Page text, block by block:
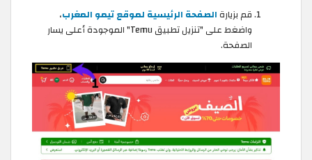
قم بزيارة الصفحة الرئيسية لموقع تيمو المغرب،
واضغط على "تنزيل تطبيق Temu" الموجودة أعلى يسار
الصفحة.